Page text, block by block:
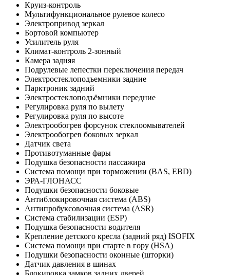
Круиз-контроль
Мультифункциональное рулевое колесо
Электропривод зеркал
Бортовой компьютер
Усилитель руля
Климат-контроль 2-зонный
Камера задняя
Подрулевые лепестки переключения передач
Электростеклоподъемники задние
Парктроник задний
Электростеклоподъёмники передние
Регулировка руля по вылету
Регулировка руля по высоте
Электрообогрев форсунок стеклоомывателей
Электрообогрев боковых зеркал
Датчик света
Противотуманные фары
Подушка безопасности пассажира
Система помощи при торможении (BAS, EBD)
ЭРА-ГЛОНАСС
Подушки безопасности боковые
Антиблокировочная система (ABS)
Антипробуксовочная система (ASR)
Система стабилизации (ESP)
Подушка безопасности водителя
Крепление детского кресла (задний ряд) ISOFIX
Система помощи при старте в гору (HSA)
Подушки безопасности оконные (шторки)
Датчик давления в шинах